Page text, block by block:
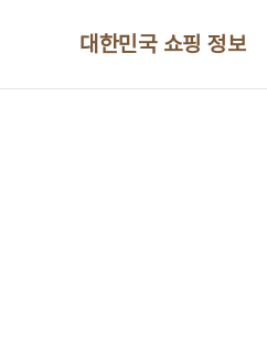
대한민국 쇼핑 정보